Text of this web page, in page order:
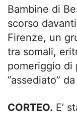
Bambine di
scorso
Firenze, un
tra somali,
pomeriggio di
”assediato”
CORTEO. E’